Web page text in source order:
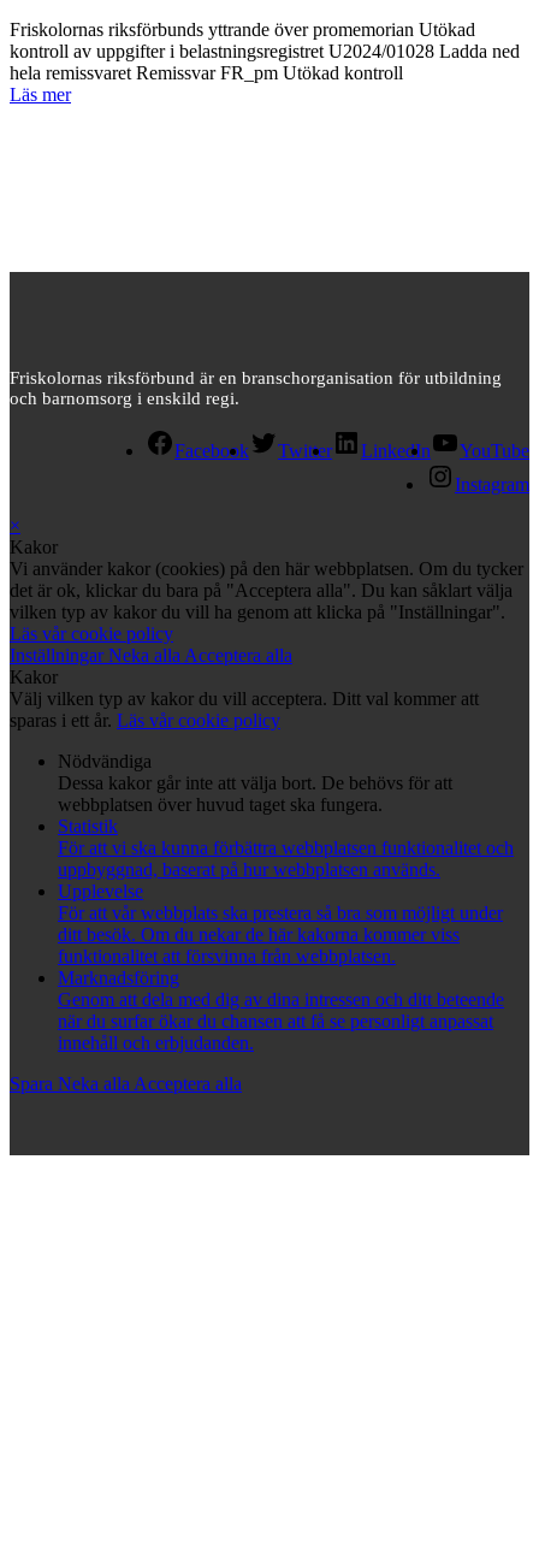
Friskolornas riksförbunds yttrande över promemorian Utökad
kontroll av uppgifter i belastningsregistret U2024/01028 Ladda ned
hela remissvaret Remissvar FR_pm Utökad kontroll
Läs mer
Friskolornas riksförbund är en branschorganisation för utbildning
och barnomsorg i enskild regi.
Facebook Twitter LinkedIn
YouTube
Instagram
×
Kakor
Vi använder kakor (cookies) på den här webbplatsen. Om du tycker
det är ok, klickar du bara på "Acceptera alla". Du kan såklart välja
vilken typ av kakor du vill ha genom att klicka på "Inställningar".
Läs vår cookie policy
InställningarNeka alla Acceptera alla
Kakor
Välj vilken typ av kakor du vill acceptera. Ditt val kommer att
sparas i ett år. Läs vår cookie policy
Nödvändiga
Dessa kakor går inte att välja bort. De behövs för att
webbplatsen över huvud taget ska fungera.
Statistik
För att vi ska kunna förbättra webbplatsen funktionalitet och
uppbyggnad, baserat på hur webbplatsen används.
Upplevelse
För att vår webbplats ska prestera så bra som möjligt under
ditt besök. Om du nekar de här kakorna kommer viss
funktionalitet att försvinna från webbplatsen.
Marknadsföring
Genom att dela med dig av dina intressen och ditt beteende
när du surfar ökar du chansen att få se personligt anpassat
innehåll och erbjudanden.
Spara Neka alla Acceptera alla